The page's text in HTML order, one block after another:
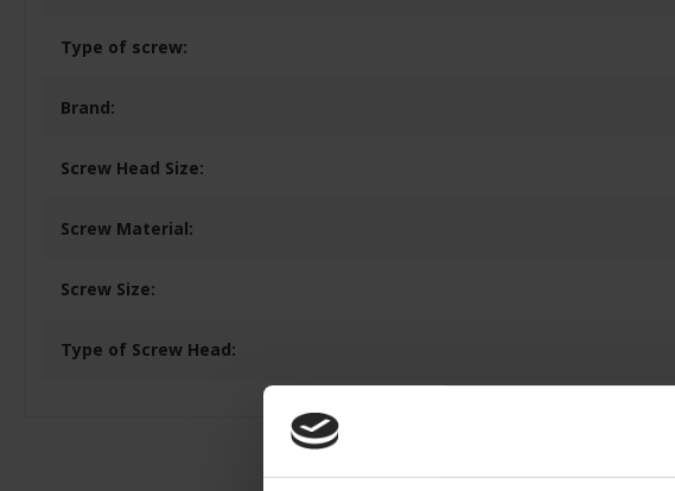
Type of screw:
Brand:
Screw Head Size:
Screw Material:
Screw Size:
Type of Screw Head: